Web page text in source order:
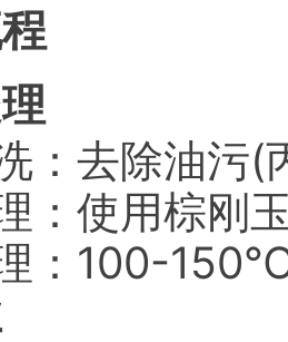
：去除油污(
：使用棕刚
：100-